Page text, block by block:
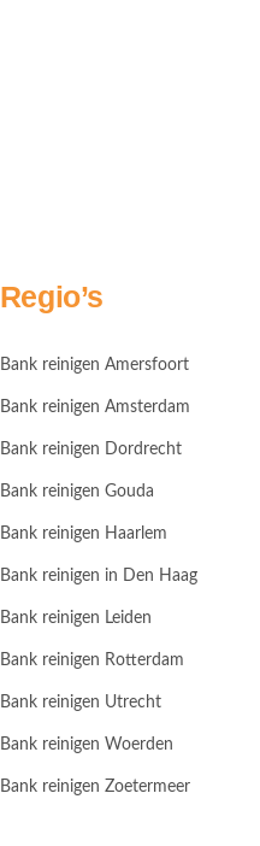
Regio’s
Bank reinigen Amersfoort
Bank reinigen Amsterdam
Bank reinigen Dordrecht
Bank reinigen Gouda
Bank reinigen Haarlem
Bank reinigen in Den Haag
Bank reinigen Leiden
Bank reinigen Rotterdam
Bank reinigen Utrecht
Bank reinigen Woerden
Bank reinigen Zoetermeer